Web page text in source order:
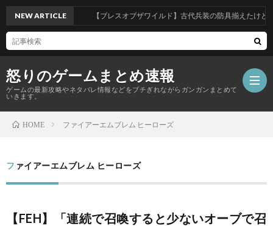
怒りのゲームまとめ速報
ゲームの最新攻略やネタバレ情報などをブチぎれながらガンガンまとめて
いきます。
の
NEW ARTICLE 【ブレスオブザワイルド】古代兵装の防具揃えたけど武
HOME ファイアーエムブレム ヒーローズ
ファイアーエムブレム ヒーローズ
【FEH】「連続で召喚すると少ないオーブで召